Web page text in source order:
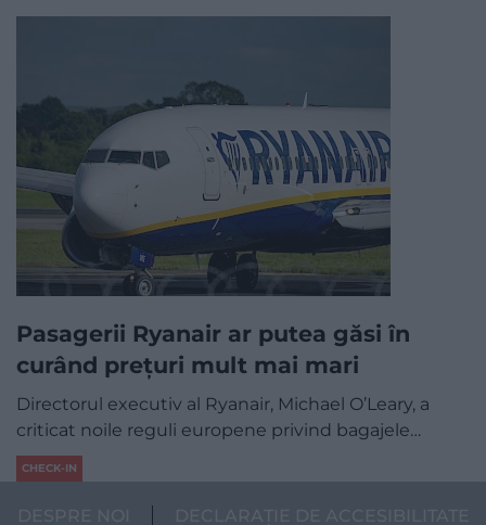
Pasagerii Ryanair ar putea găsi în
curând prețuri mult mai mari
Directorul executiv al Ryanair, Michael O’Leary, a
criticat noile reguli europene privind bagajele…
CHECK-IN